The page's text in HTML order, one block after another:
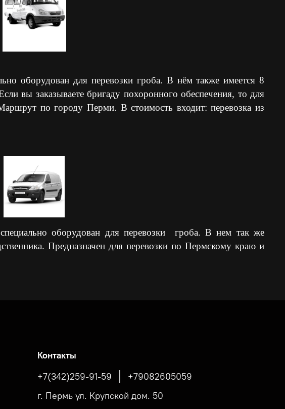
оборудован для перевозки гроба. В нём также имеется 8
вы заказываете бригаду похоронного обеспечения, то для
по городу Перми. В стоимость входит: перевозка из
оборудован для перевозки гроба. В нем так же
Предназначен для перевозки по Пермскому краю и
Контакты
+7(342)259-91-59
+79082605059
г. Пермь ул. Крупской дом. 50